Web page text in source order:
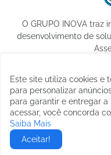
O GRUPO INOVA traz
desenvolvimento de
Este site utiliza cookies e
para personalizar
para garantir e entregar a
acessar, você concorda
Saiba Mais
Aceitar!